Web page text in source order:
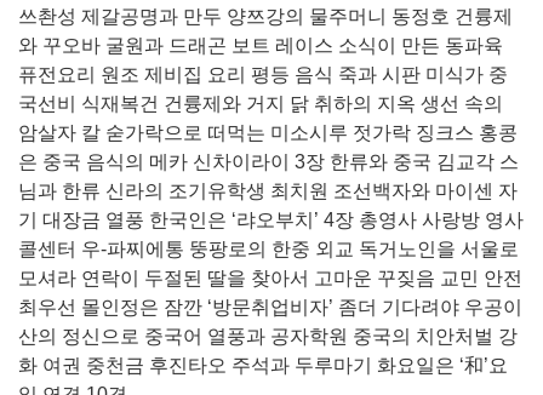
쓰촨성 제갈공명과 만두 양쯔강의 물주머니 동정호 건륭제
와 꾸오바 굴원과 드래곤 보트 레이스 소식이 만든 동파육
퓨전요리 원조 제비집 요리 평등 음식 죽과 시판 미식가 중
국선비 식재복건 건륭제와 거지 닭 취하의 지옥 생선 속의
암살자 칼 숟가락으로 떠먹는 미소시루 젓가락 징크스 홍콩
은 중국 음식의 메카 신차이라이 3장 한류와 중국 김교각 스
님과 한류 신라의 조기유학생 최치원 조선백자와 마이센 자
기 대장금 열풍 한국인은 ‘랴오부치’ 4장 총영사 사랑방 영사
콜센터 우-파찌에통 뚱팡로의 한중 외교 독거노인을 서울로
모셔라 연락이 두절된 딸을 찾아서 고마운 꾸짖음 교민 안전
최우선 몰인정은 잠깐 ‘방문취업비자’ 좀더 기다려야 우공이
산의 정신으로 중국어 열풍과 공자학원 중국의 치안처벌 강
화 여권 중천금 후진타오 주석과 두루마기 화요일은 ‘和’요